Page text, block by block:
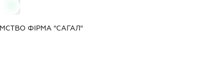
ФІРМА "САГАЛ"